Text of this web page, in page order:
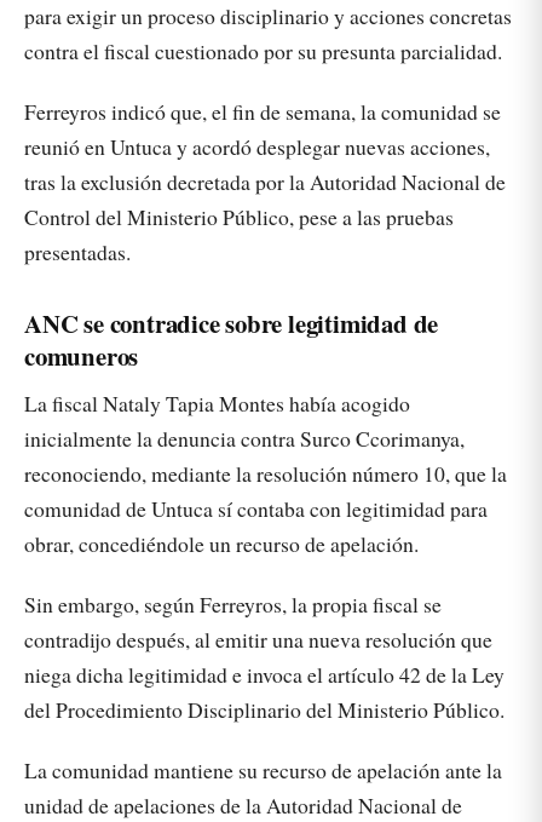
para exigir un proceso disciplinario y acciones concretas
contra el fiscal cuestionado por su presunta parcialidad.
Ferreyros indicó que, el fin de semana, la comunidad se
reunió en Untuca y acordó desplegar nuevas acciones,
tras la exclusión decretada por la Autoridad Nacional de
Control del Ministerio Público, pese a las pruebas
presentadas.
ANC se contradice sobre legitimidad de
comuneros
La fiscal Nataly Tapia Montes había acogido
inicialmente la denuncia contra Surco Ccorimanya,
reconociendo, mediante la resolución número 10, que la
comunidad de Untuca sí contaba con legitimidad para
obrar, concediéndole un recurso de apelación.
Sin embargo, según Ferreyros, la propia fiscal se
contradijo después, al emitir una nueva resolución que
niega dicha legitimidad e invoca el artículo 42 de la Ley
del Procedimiento Disciplinario del Ministerio Público.
La comunidad mantiene su recurso de apelación ante la
unidad de apelaciones de la Autoridad Nacional de